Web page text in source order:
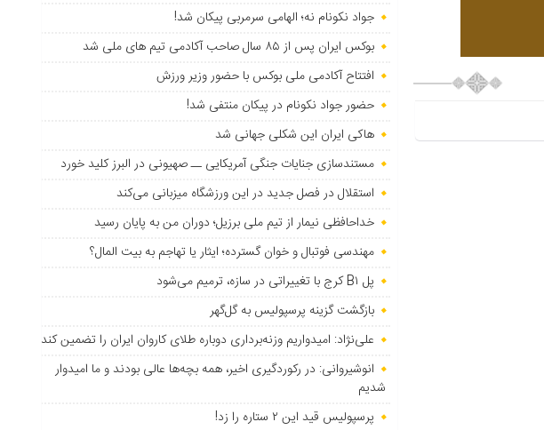
جواد نکونام نه؛ الهامی سرمربی پیکان شد!
بوکس ایران پس از ۸۵ سال صاحب آکادمی تیم های ملی شد
افتتاح آکادمی ملی بوکس با حضور وزیر ورزش
حضور جواد نکونام در پیکان منتفی شد!
هاکی ایران این شکلی جهانی شد
مستندسازی جنایات جنگی آمریکایی ــ صهیونی در البرز کلید خورد
استقلال در فصل جدید در این ورزشگاه میزبانی می‌کند
خداحافظی نیمار از تیم ملی برزیل؛ دوران من به پایان رسید
مهندسی فوتبال و خوان گسترده؛ ایثار یا تهاجم به بیت المال؟
پل B۱ کرج با تغییراتی در سازه، ترمیم می‌شود
بازگشت گزینه پرسپولیس به ‌گل‌گهر
علی‌نژاد: امیدواریم وزنه‌برداری دوباره طلای کاروان ایران را تضمین کند
انوشیروانی: در رکوردگیری اخیر، همه بچه‌ها عالی بودند و ما امیدوار
شدیم
پرسپولیس قید این ۲ ستاره را زد!